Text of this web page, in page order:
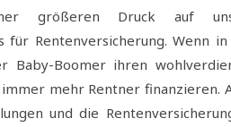
größeren Druck auf
für Rentenversicherung. Wenn in
Baby-Boomer ihren
mehr Rentner finanzieren.
und die